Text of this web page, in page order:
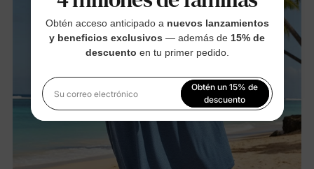
Obtén acceso anticipado a nuevos lanzamientos
y beneficios exclusivos — además de 15% de
descuento en tu primer pedido.
Su correo electrónico
Obtén un 15% de
descuento
Al registrarte, aceptas nuestra